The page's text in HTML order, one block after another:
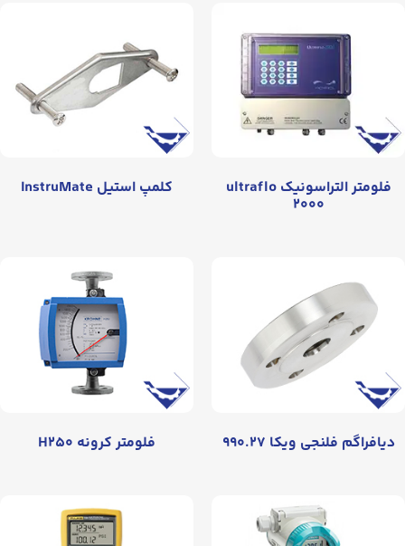
فلومتر التراسونيک ultraflo
۲۰۰۰
کلمپ استیل InstruMate
دیافراگم فلنجی ویکا ۹۹۰.۲۷ فلومتر کرونه H۲۵۰